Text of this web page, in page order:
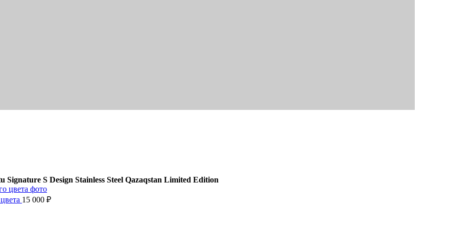
Signature S Design Stainless Steel Qazaqstan Limited Edition
15 000 ₽